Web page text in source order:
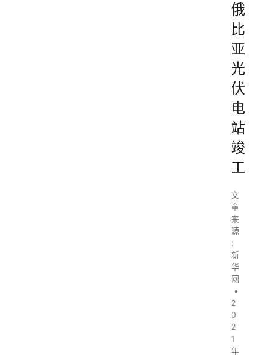
俄
比
亚
光
伏
电
站
竣
工
文
章
来
源
:
新
华
网
•
2
0
2
1
年